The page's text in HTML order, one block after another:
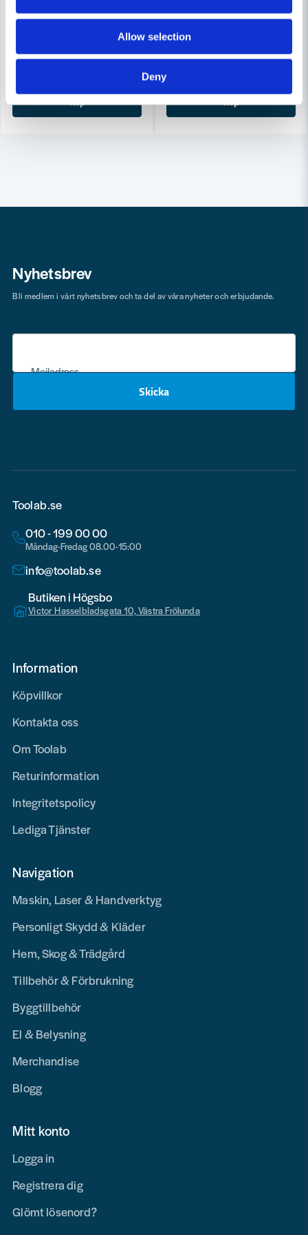
Allow selection
Deny
Festool Slipplatta LSS-STF-RO90 V93/6
431 kr
367 kr
Köp
Festool ST-STF D90/7 FX H-
431 kr
393 kr
Köp
Nyhetsbrev
Mejladress
Skicka
Bli medlem i vårt nyhetsbrev och ta del av våra nyheter och erbjudande.
Toolab.se
010 - 199 00 00
Måndag-Fredag 08.00-15:00
info@toolab.se
Butiken i Högsbo
Victor Hasselbladsgata 10, Västra Frölunda
Information
Köpvillkor
Kontakta oss
Om Toolab
Returinformation
Integritetspolicy
Lediga Tjänster
Navigation
Maskin, Laser & Handverktyg
Personligt Skydd & Kläder
Hem, Skog & Trädgård
Tillbehör & Förbrukning
Byggtillbehör
El & Belysning
Merchandise
Blogg
Mitt konto
Logga in
Registrera dig
Glömt lösenord?